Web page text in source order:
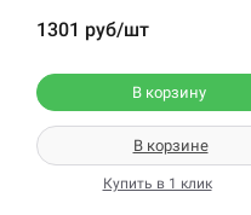
1301 руб/шт
В корзину
В корзине
Купить в 1 клик